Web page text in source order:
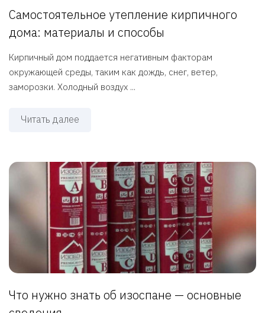
Самостоятельное утепление кирпичного
дома: материалы и способы
Кирпичный дом поддается негативным факторам
окружающей среды, таким как дождь, снег, ветер,
заморозки. Холодный воздух ...
Читать далее
Что нужно знать об изоспане — основные